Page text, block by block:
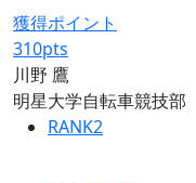
獲得ポイント
310pts
川野 鷹
明星大学自転車競技部
RANK2